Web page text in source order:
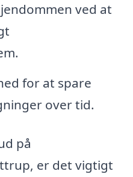
ved at
for at spare
over tid.
på
er det vigtigt